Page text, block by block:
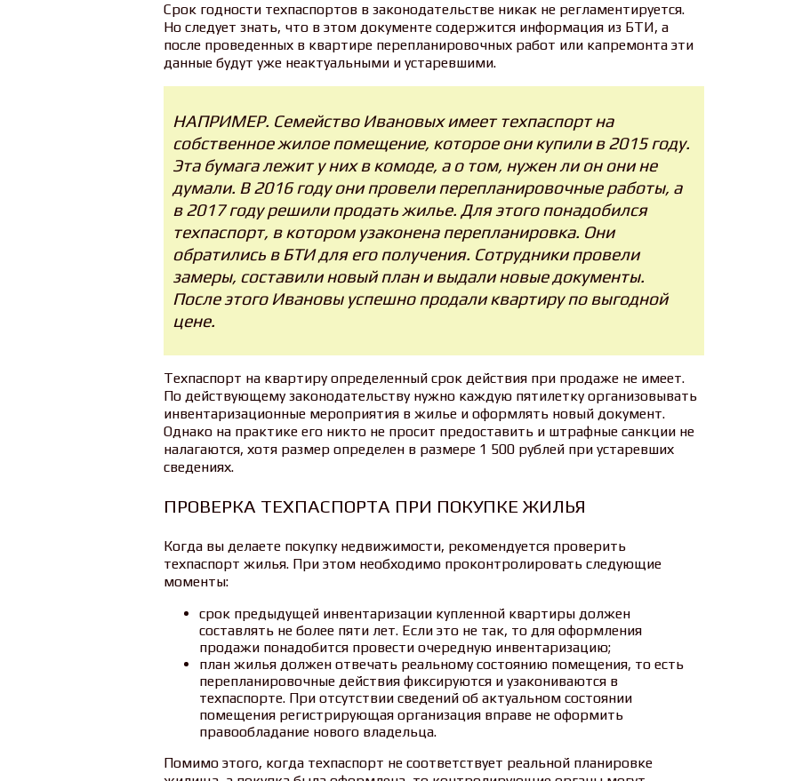
Срок годности техпаспортов в законодательстве никак не регламентируется.
Но следует знать, что в этом документе содержится информация из БТИ, а
после проведенных в квартире перепланировочных работ или капремонта эти
данные будут уже неактуальными и устаревшими.
НАПРИМЕР. Семейство Ивановых имеет техпаспорт на
собственное жилое помещение, которое они купили в 2015 году.
Эта бумага лежит у них в комоде, а о том, нужен ли он они не
думали. В 2016 году они провели перепланировочные работы, а
в 2017 году решили продать жилье. Для этого понадобился
техпаспорт, в котором узаконена перепланировка. Они
обратились в БТИ для его получения. Сотрудники провели
замеры, составили новый план и выдали новые документы.
После этого Ивановы успешно продали квартиру по выгодной
цене.
Техпаспорт на квартиру определенный срок действия при продаже не имеет.
По действующему законодательству нужно каждую пятилетку организовывать
инвентаризационные мероприятия в жилье и оформлять новый документ.
Однако на практике его никто не просит предоставить и штрафные санкции не
налагаются, хотя размер определен в размере 1 500 рублей при устаревших
сведениях.
ПРОВЕРКА ТЕХПАСПОРТА ПРИ ПОКУПКЕ ЖИЛЬЯ
Когда вы делаете покупку недвижимости, рекомендуется проверить
техпаспорт жилья. При этом необходимо проконтролировать следующие
моменты:
срок предыдущей инвентаризации купленной квартиры должен
составлять не более пяти лет. Если это не так, то для оформления
продажи понадобится провести очередную инвентаризацию;
план жилья должен отвечать реальному состоянию помещения, то есть
перепланировочные действия фиксируются и узакониваются в
техпаспорте. При отсутствии сведений об актуальном состоянии
помещения регистрирующая организация вправе не оформить
правообладание нового владельца.
Помимо этого, когда техпаспорт не соответствует реальной планировке